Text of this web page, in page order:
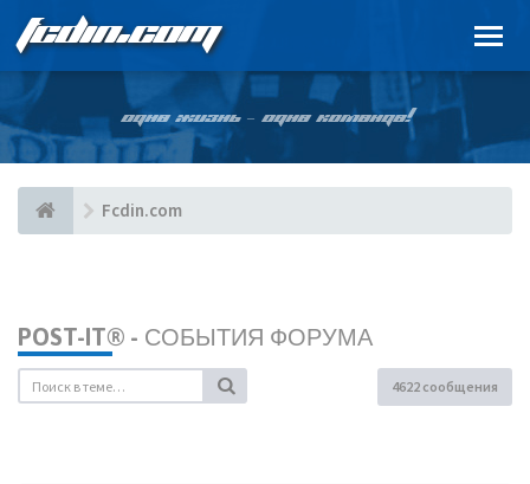
FCDIN.COM
ОДНА ЖИЗНЬ – ОДНА КОМАНДА!
Fcdin.com
POST-IT® - СОБЫТИЯ ФОРУМА
4622 сообщения